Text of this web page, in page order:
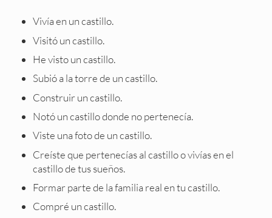
Vivía en un castillo.
Visitó un castillo.
He visto un castillo.
Subió a la torre de un castillo.
Construir un castillo.
Notó un castillo donde no pertenecía.
Viste una foto de un castillo.
Creíste que pertenecías al castillo o vivías en el
castillo de tus sueños.
Formar parte de la familia real en tu castillo.
Compré un castillo.